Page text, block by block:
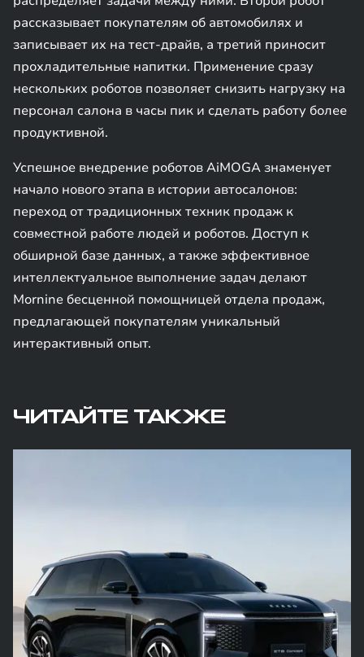
рассказывает покупателям об автомобилях и
записывает их на тест-драйв, а третий приносит
прохладительные напитки. Применение сразу
нескольких роботов позволяет снизить нагрузку на
персонал салона в часы пик и сделать работу более
продуктивной.
Успешное внедрение роботов AiMOGA знаменует
начало нового этапа в истории автосалонов:
переход от традиционных техник продаж к
совместной работе людей и роботов. Доступ к
обширной базе данных, а также эффективное
интеллектуальное выполнение задач делают
Mornine бесценной помощницей отдела продаж,
предлагающей покупателям уникальный
интерактивный опыт.
ЧИТАЙТЕ ТАКЖЕ